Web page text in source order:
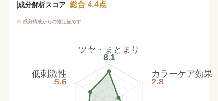
成分解析スコア 総合 4.4点
※ 成分構成からの推定値です
ツヤ・まとまり
8.1
カラーケア効果
2.8
低刺激性
5.6